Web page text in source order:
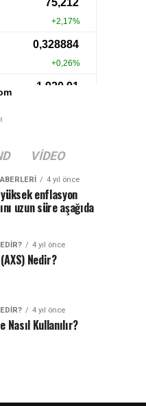
VIDEO
4 yıl önce
enflasyon
uzun süre aşağıda
4 yıl önce
Nedir?
4 yıl önce
Nasıl Kullanılır?